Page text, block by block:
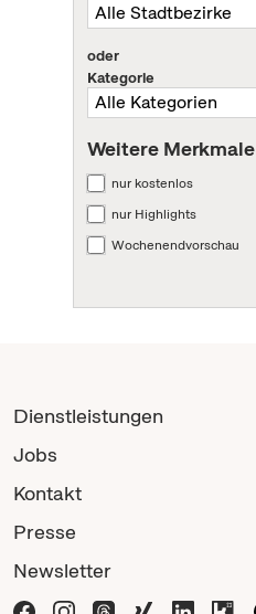
oder
Kategorie
Weitere Merkmale
nur kostenlos
nur Highlights
Wochenendvorschau
Dienstleistungen
Jobs
Kontakt
Presse
Newsletter